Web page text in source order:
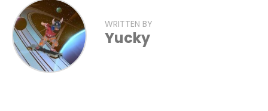
WRITTEN BY
Yucky
Email